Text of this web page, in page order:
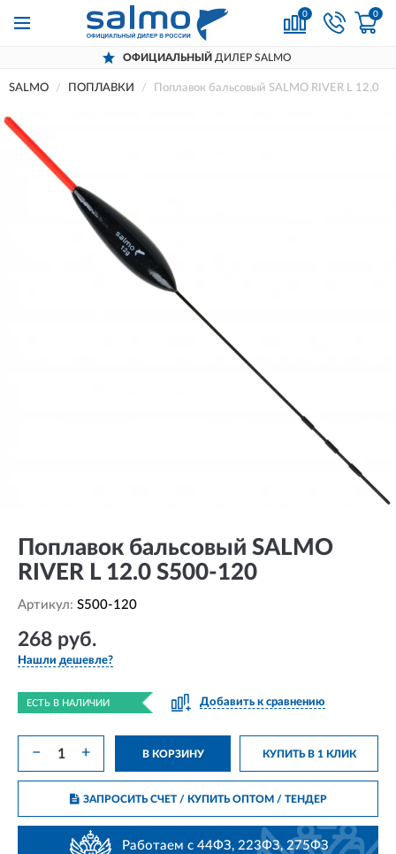
0 0
ОФИЦИАЛЬНЫЙ ДИЛЕР SALMO
SALMO ПОПЛАВКИ Поплавок бальсовый SALMO RIVER L 12.0
Поплавок бальсовый SALMO
RIVER L 12.0 S500-120
Артикул: S500-120
268 руб.
Нашли дешевле?
ЕСТЬ В НАЛИЧИИ Добавить к сравнению
− + В КОРЗИНУ КУПИТЬ В 1 КЛИК
ЗАПРОСИТЬ СЧЕТ / КУПИТЬ ОПТОМ/ ТЕНДЕР
Работаем с 44ФЗ, 223ФЗ, 275ФЗ